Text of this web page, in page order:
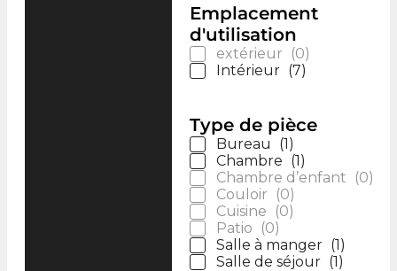
Emplacement
d'utilisation
extérieur (0)
Intérieur (7)
Type de pièce
Bureau (1)
Chambre (1)
Chambre d’enfant
(0)
Couloir
(0)
Cuisine
(0)
Patio
(0)
Salle à manger (1)
Salle de séjour (1)